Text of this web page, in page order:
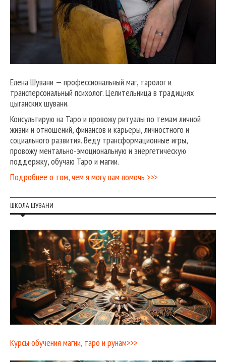
Елена Шувани — профессиональный маг, таролог и
трансперсональный психолог. Целительница в традициях
цыганских шувани.
Консультирую на Таро и провожу ритуалы по темам личной
жизни и отношений, финансов и карьеры, личностного и
социального развития. Веду трансформационные игры,
провожу ментально-эмоциональную и энергетическую
поддержку, обучаю Таро и магии.
Подробнее о том, чем я могу вам помочь >>>
ШКОЛА ШУВАНИ
Курсы обучения магии, таро и рунам>>>